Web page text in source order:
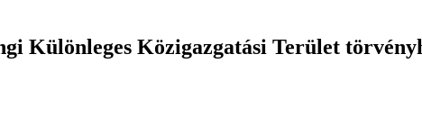
Különleges Közigazgatási Terület